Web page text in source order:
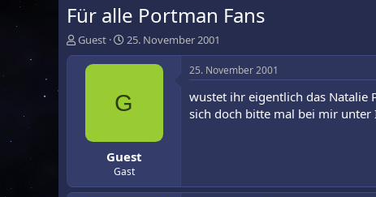
Für alle Portman Fans
E
r
Guest
E
r
s
e
l
t
a
m
25. November 2001
G
Guest
Gast
25. November 2001
wustet ihr eigentlich das Natalie
sich doch bitte mal bei mir unter